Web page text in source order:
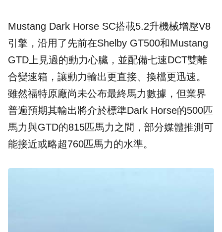
Mustang Dark Horse SC搭載5.2升機械增壓V8
引擎，沿用了先前在Shelby GT500和Mustang
GTD上見過的動力心臟，並配備七速DCT雙離
合變速箱，讓動力輸出更直接、換檔更迅速。
雖然福特原廠尚未公布最終馬力數據，但業界
普遍預期其輸出將介於標準Dark Horse的500匹
馬力與GTD的815匹馬力之間，部分媒體推測可
能接近或略超760匹馬力的水準。